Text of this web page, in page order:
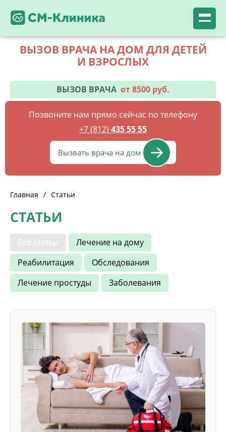
ВЫЗОВ ВРАЧА НА ДОМ ДЛЯ ДЕТЕЙ
И ВЗРОСЛЫХ
ВЫЗОВ ВРАЧА от 8500 руб.
Позвоните нам прямо сейчас по телефону
+7 (812) 435 55 55
Вызвать врача на дом
Главная / Статьи
СТАТЬИ
Лечение на дому
Реабилитация
Обследования
Лечение простуды
Заболевания